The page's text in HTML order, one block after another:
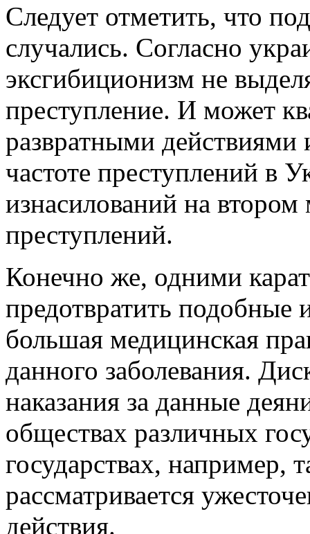
Следует отметить, что
случались. Согласно
эксгибиционизм не
преступление. И может
развратными действиями
частоте преступлений в
изнасилований на втором
преступлений.
Конечно же, одними
предотвратить
большая медицинская
данного заболевания.
наказания за данные
обществах различных
государствах, например,
рассматривается
действия.